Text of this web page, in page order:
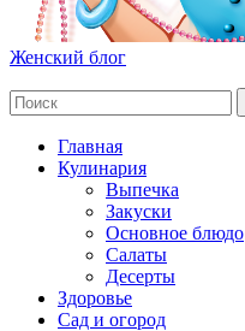
Женский блог
Главная
Кулинария
Выпечка
Закуски
Основное блюдо
Салаты
Десерты
Здоровье
Сад и огород